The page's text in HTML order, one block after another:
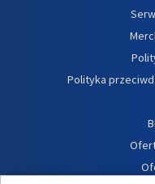
Polityka